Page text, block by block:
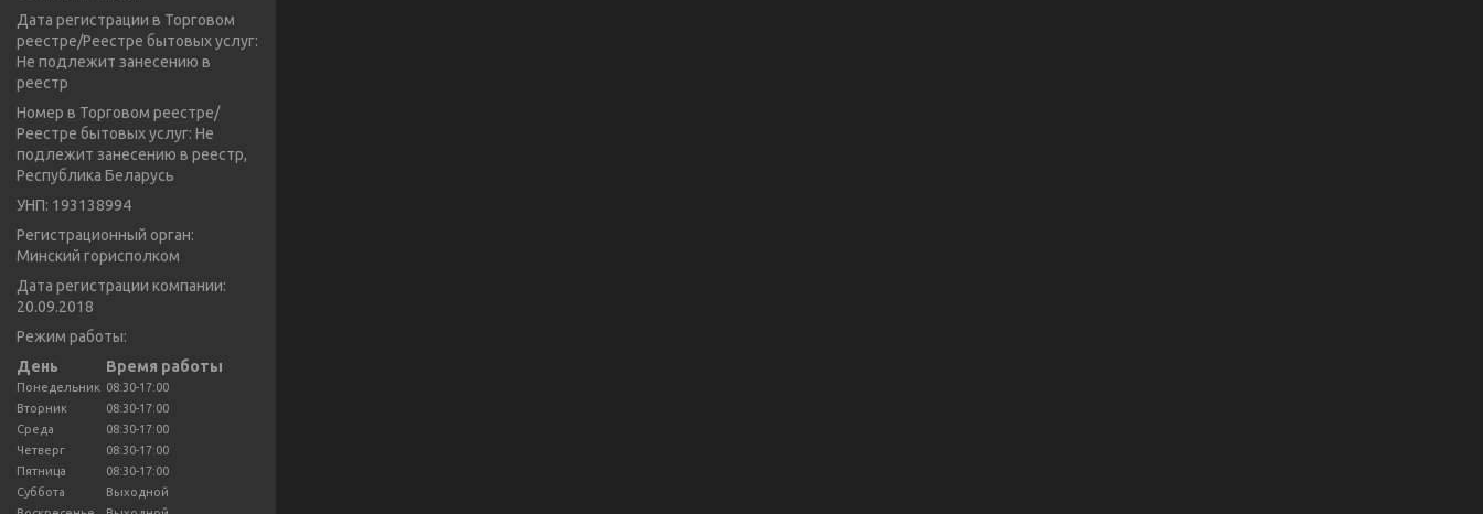
Дата регистрации в Торговом
реестре/Реестре бытовых услуг:
Не подлежит занесению в
реестр
Номер в Торговом реестре/
Реестре бытовых услуг: Не
подлежит занесению в реестр,
Республика Беларусь
УНП: 193138994
Регистрационный орган:
Минский горисполком
Дата регистрации компании:
20.09.2018
Режим работы:
День
Время работы
Понедельник 08:30-17:00
Вторник
08:30-17:00
Среда
08:30-17:00
Четверг
08:30-17:00
Пятница
08:30-17:00
Суббота
Выходной